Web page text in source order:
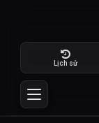
Lịch sử